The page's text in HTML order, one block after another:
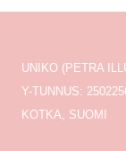
UNIKO (PETRA
Y-TUNNUS:
KOTKA, SUOMI